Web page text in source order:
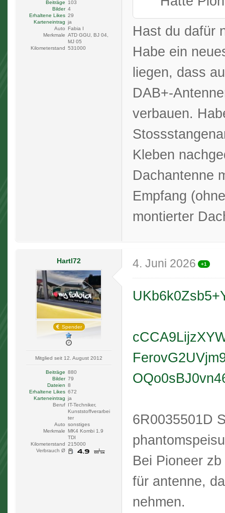
Beiträge
103
Bilder 4
Erhaltene Likes 29
Karteneintrag ja
Auto Fabia I
Merkmale ATD GGU, BJ 04,
MJ 05
Kilometerstand 531000
Hast du dafür
Habe ein
liegen, dass
DAB+-
verbauen.
Kleben
Dachantenne
Empfang
montierter
Hartl72
Spender
Mitglied seit 12. August 2012
Beiträge 880
Bilder 79
Dateien 8
Erhaltene Likes 672
Karteneintrag ja
Beruf IT-Techniker,
Kunststoffverarbei
ter
Auto sonstiges
Merkmale MK4 Kombi 1.9
TDI
Kilometerstand 215000
Verbrauch Ø
4. Juni 2026 +1
6R0035501D
Bei Pioneer
für antenne,
nehmen.